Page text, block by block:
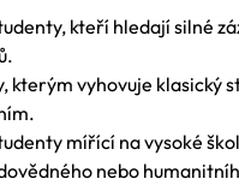
kteří hledají silné
kterým vyhovuje klasický
mířící na vysoké
nebo